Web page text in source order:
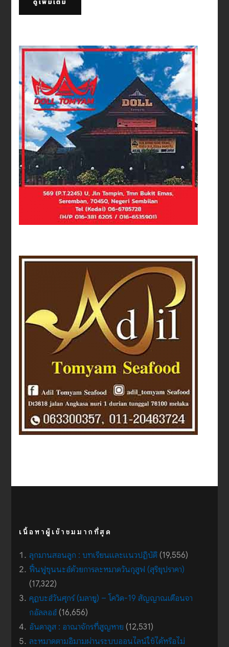
เนื้อหาผู้เข้าชมมากที่สุด
ลุกมานสอนลูก : บทเรียนและแนวปฏิบัติ (19,556)
ฟื้นฟูซุนนะฮ์ด้วยการละหมาดวันกุสูฟ (สุริยุปราคา)
(17,322)
คุฏบะฮ์วันศุกร์ (มลายู) – โควิด-19 สัญญาณเตือนจา
กอัลลอฮ์ (16,656)
อันดาลูส : อาณาจักรที่สูญหาย (12,531)
ละหมาดตามอิมามผ่านระบบออนไลน์ใช้ได้หรือไม่